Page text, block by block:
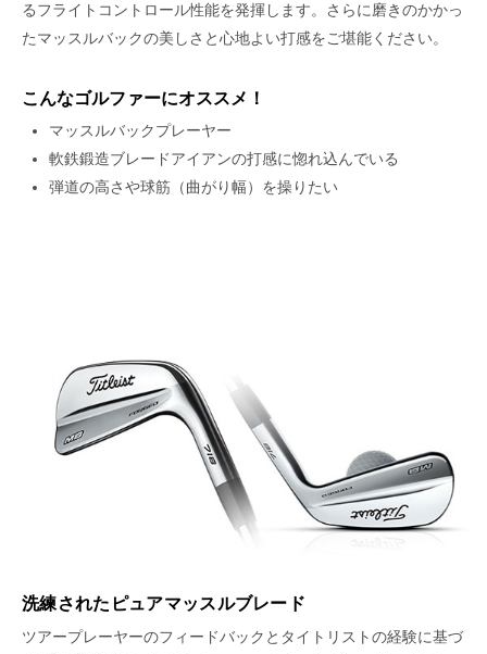
るフライトコントロール性能を発揮します。さらに磨きのかかっ
たマッスルバックの美しさと心地よい打感をご堪能ください。
こんなゴルファーにオススメ！
マッスルバックプレーヤー
軟鉄鍛造ブレードアイアンの打感に惚れ込んでいる
弾道の高さや球筋（曲がり幅）を操りたい
洗練されたピュアマッスルブレード
ツアープレーヤーのフィードバックとタイトリストの経験に基づ